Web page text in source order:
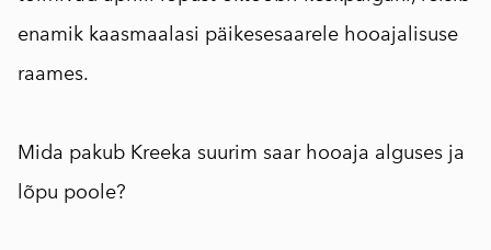
enamik kaasmaalasi päikesesaarele hooajalisuse
raames.
Mida pakub Kreeka suurim saar hooaja alguses ja
lõpu poole?